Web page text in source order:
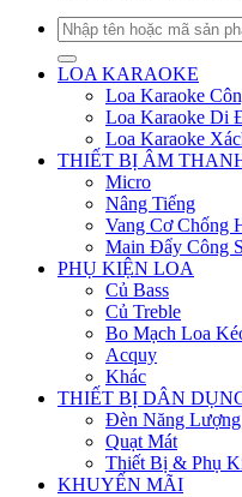
Tìm
kiếm:
LOA KARAOKE
Loa Karaoke
Loa Karaoke Di
Loa Karaoke
THIẾT BỊ ÂM
Micro
Nâng Tiếng
Vang Cơ Chống
Main Đẩy Công
PHỤ KIỆN LOA
Củ Bass
Củ Treble
Bo Mạch Loa
Acquy
Khác
THIẾT BỊ DÂN
Đèn Năng
Quạt Mát
Thiết Bị & Phụ
KHUYẾN MÃI